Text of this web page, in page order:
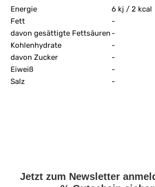
Energie
6 kj / 2 kcal
Fett
-
davon gesättigte Fettsäuren -
Kohlenhydrate
-
davon Zucker
-
Eiweiß
-
Salz
-
Jetzt zum Newsletter